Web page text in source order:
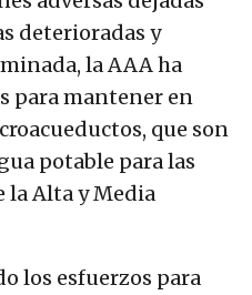
deterioradas y
la AAA ha
para mantener en
que son
potable para las
la Alta y Media
los esfuerzos para